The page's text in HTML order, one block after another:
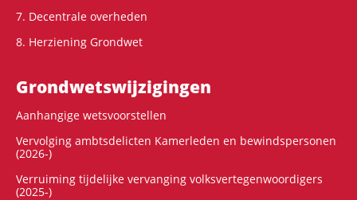
7. Decentrale overheden
8. Herziening Grondwet
Grondwets­wijzigingen
Aanhangige wetsvoorstellen
Vervolging ambtsdelicten Kamerleden en bewindspersonen
(2026-)
Verruiming tijdelijke vervanging volksvertegenwoordigers
(2025-)